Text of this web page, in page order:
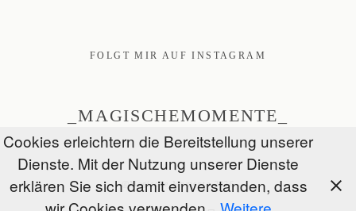
FOLGT MIR AUF INSTAGRAM
_MAGISCHEMOMENTE_
@Magische Momente 2026
Cookies erleichtern die Bereitstellung unserer
Dienste. Mit der Nutzung unserer Dienste
erklären Sie sich damit einverstanden, dass